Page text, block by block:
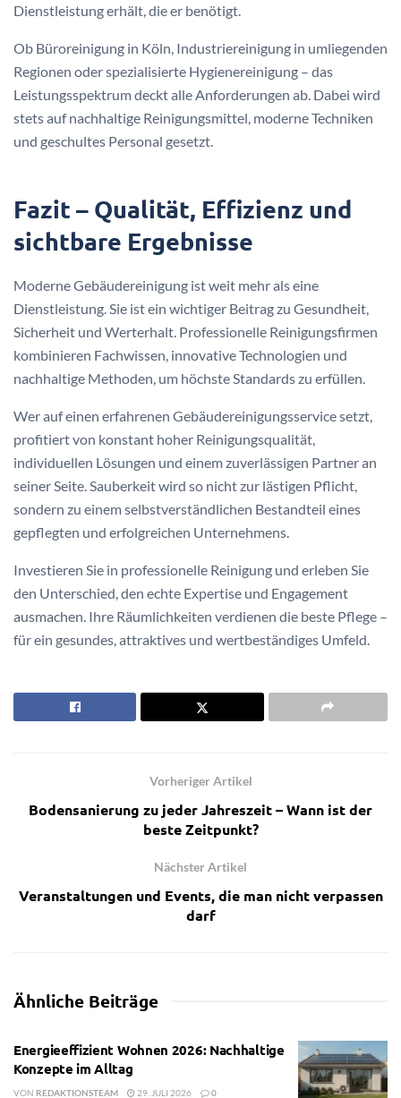
Dienstleistung erhält, die er benötigt.
Ob Büroreinigung in Köln, Industriereinigung in umliegenden
Regionen oder spezialisierte Hygienereinigung – das
Leistungsspektrum deckt alle Anforderungen ab. Dabei wird
stets auf nachhaltige Reinigungsmittel, moderne Techniken
und geschultes Personal gesetzt.
Fazit – Qualität, Effizienz und
sichtbare Ergebnisse
Moderne Gebäudereinigung ist weit mehr als eine
Dienstleistung. Sie ist ein wichtiger Beitrag zu Gesundheit,
Sicherheit und Werterhalt. Professionelle Reinigungsfirmen
kombinieren Fachwissen, innovative Technologien und
nachhaltige Methoden, um höchste Standards zu erfüllen.
Wer auf einen erfahrenen Gebäudereinigungsservice setzt,
profitiert von konstant hoher Reinigungsqualität,
individuellen Lösungen und einem zuverlässigen Partner an
seiner Seite. Sauberkeit wird so nicht zur lästigen Pflicht,
sondern zu einem selbstverständlichen Bestandteil eines
gepflegten und erfolgreichen Unternehmens.
Investieren Sie in professionelle Reinigung und erleben Sie
den Unterschied, den echte Expertise und Engagement
ausmachen. Ihre Räumlichkeiten verdienen die beste Pflege –
für ein gesundes, attraktives und wertbeständiges Umfeld.
Vorheriger Artikel
Bodensanierung zu jeder Jahreszeit – Wann ist der
beste Zeitpunkt?
Nächster Artikel
Veranstaltungen und Events, die man nicht verpassen
darf
Ähnliche Beiträge
Energieeffizient Wohnen 2026: Nachhaltige
Konzepte im Alltag
VON REDAKTIONSTEAM 29. JULI 2026 0